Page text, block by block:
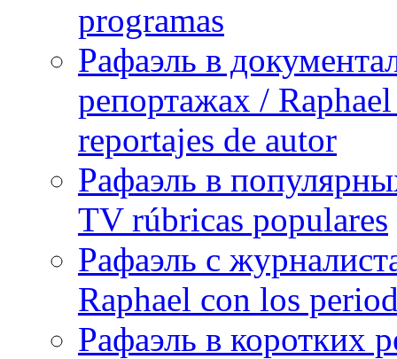
programas
Рафаэль в
репортажах /
reportajes de autor
Рафаэль в
TV rúbricas populares
Рафаэль с
Raphael con los
Рафаэль в коротких